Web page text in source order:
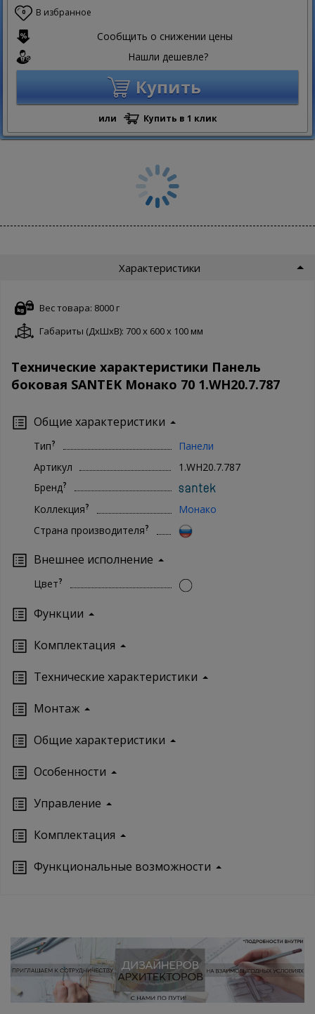
0 В избранное
Сообщить о снижении цены
Нашли дешевле?
Купить
или Купить в 1 клик
Характеристики
Вес товара: 8000 г
Габариты (ДxШxВ): 700 x 600 x 100 мм
Технические характеристики Панель
боковая SANTEK Монако 70 1.WH20.7.787
Общие характеристики
Тип?
Панели
Артикул
1.WH20.7.787
Бренд?
Коллекция?
Монако
Страна производителя?
Внешнее исполнение
Цвет?
Функции
Комплектация
Технические характеристики
Монтаж
Oбщие характеристики
Особенности
Управление
Кoмплектация
Функциональные возможности